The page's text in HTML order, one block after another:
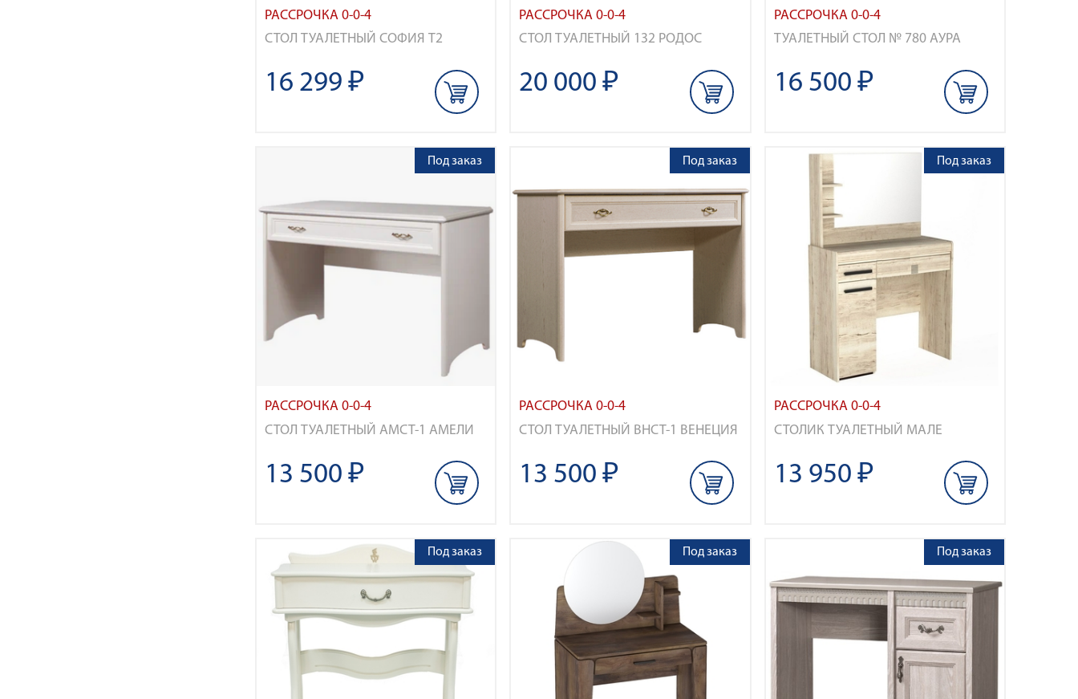
РАССРОЧКА 0-0-4
СТОЛ ТУАЛЕТНЫЙ СОФИЯ Т2
16 299 ₽
РАССРОЧКА 0-0-4
СТОЛ ТУАЛЕТНЫЙ 132 РОДОС
20 000 ₽
РАССРОЧКА 0-0-4
ТУАЛЕТНЫЙ СТОЛ № 780 АУРА
16 500 ₽
РАССРОЧКА 0-0-4
СТОЛ ТУАЛЕТНЫЙ АМСТ-1 АМЕЛИ
Под заказ
13 500 ₽
РАССРОЧКА 0-0-4
СТОЛ ТУАЛЕТНЫЙ ВНСТ-1 ВЕНЕЦИЯ
Под заказ
13 500 ₽
РАССРОЧКА 0-0-4
СТОЛИК ТУАЛЕТНЫЙ МАЛЕ
Под заказ
13 950 ₽
Под заказ Под заказ Под заказ